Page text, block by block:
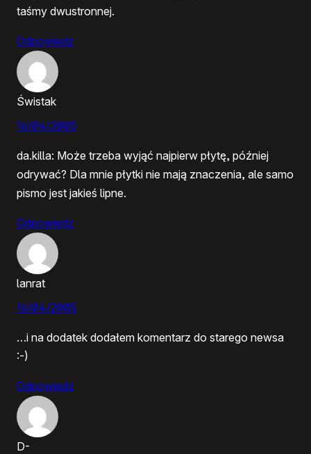
taśmy dwustronnej.
Odpowiedz
Świstak
16/04/2005
da.killa: Może trzeba wyjąć najpierw płytę, później
odrywać? Dla mnie płytki nie mają znaczenia, ale samo
pismo jest jakieś lipne.
Odpowiedz
lanrat
16/04/2005
…i na dodatek dodałem komentarz do starego newsa
:-)
Odpowiedz
D-